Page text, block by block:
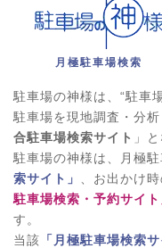
月極駐車場検索
駐車場の神様は、“駐車
駐車場を現地調査・分
合駐車場検索サイト 」
駐車場の神様は、月極
索サイト」
、お出かけ
駐車場検索・予約サイト
す。
当該 「月極駐車場検索サ